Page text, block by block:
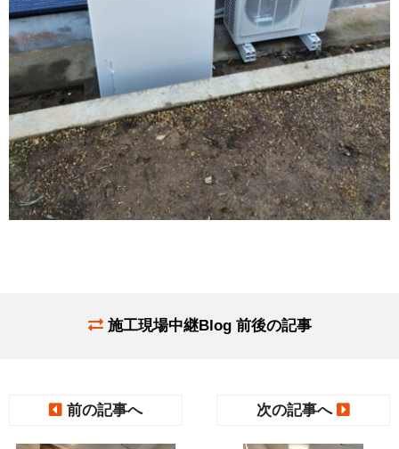
施工現場中継Blog 前後の記事
前の記事へ 次の記事へ